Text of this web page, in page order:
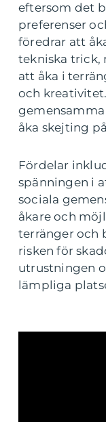
eftersom det
preferenser
föredrar att
tekniska trick,
att åka i
och
åka skejting
Fördelar
spänningen i
sociala
åkare och
terränger och
risken för
utrustningen
lämpliga